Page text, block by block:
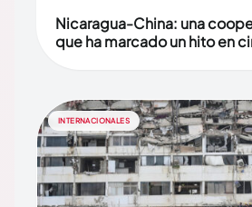
Nicaragua-China: una
que ha marcado un hito en
INTERNACIONALES